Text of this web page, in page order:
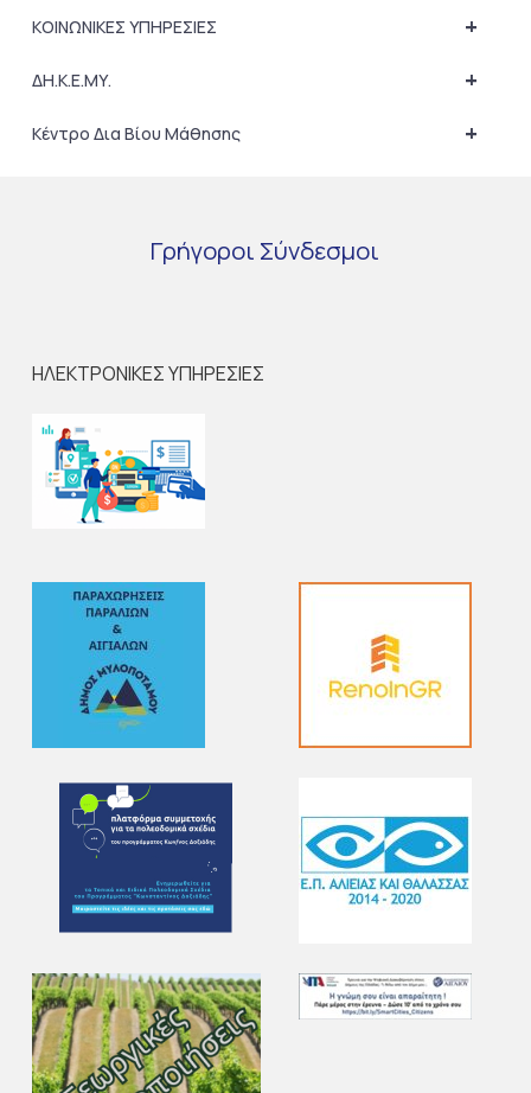
+
ΚΟΙΝΩΝΙΚΕΣ ΥΠΗΡΕΣΙΕΣ
+
ΔΗ.Κ.Ε.ΜΥ.
+
Κέντρο Δια Βίου Μάθησης
Γρήγοροι Σύνδεσμοι
ΗΛΕΚΤΡΟΝΙΚΕΣ ΥΠΗΡΕΣΙΕΣ